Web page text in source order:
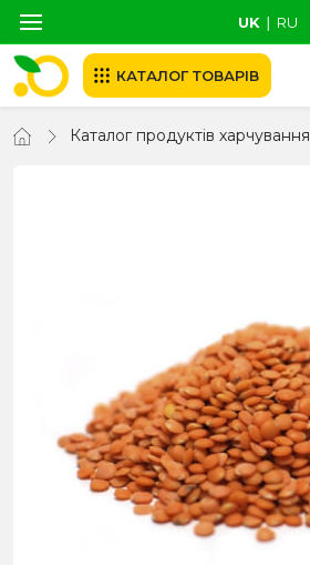
UK ∣ RU
КАТАЛОГ ТОВАРІВ
Каталог продуктів харчування